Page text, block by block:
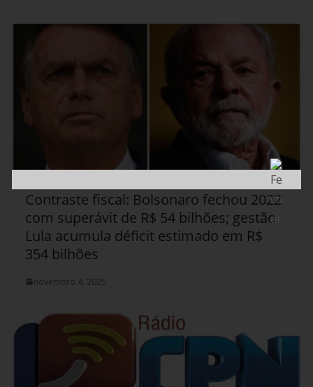
Contraste fiscal: Bolsonaro fechou 2022
com superávit de R$ 54 bilhões; gestão
Lula acumula déficit estimado em R$
354 bilhões
novembro 4, 2025